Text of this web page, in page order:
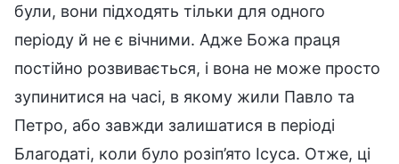
були, вони підходять тільки для одного
періоду й не є вічними. Адже Божа праця
постійно розвивається, і вона не може просто
зупинитися на часі, в якому жили Павло та
Петро, або завжди залишатися в періоді
Благодаті, коли було розіп’ято Ісуса. Отже, ці